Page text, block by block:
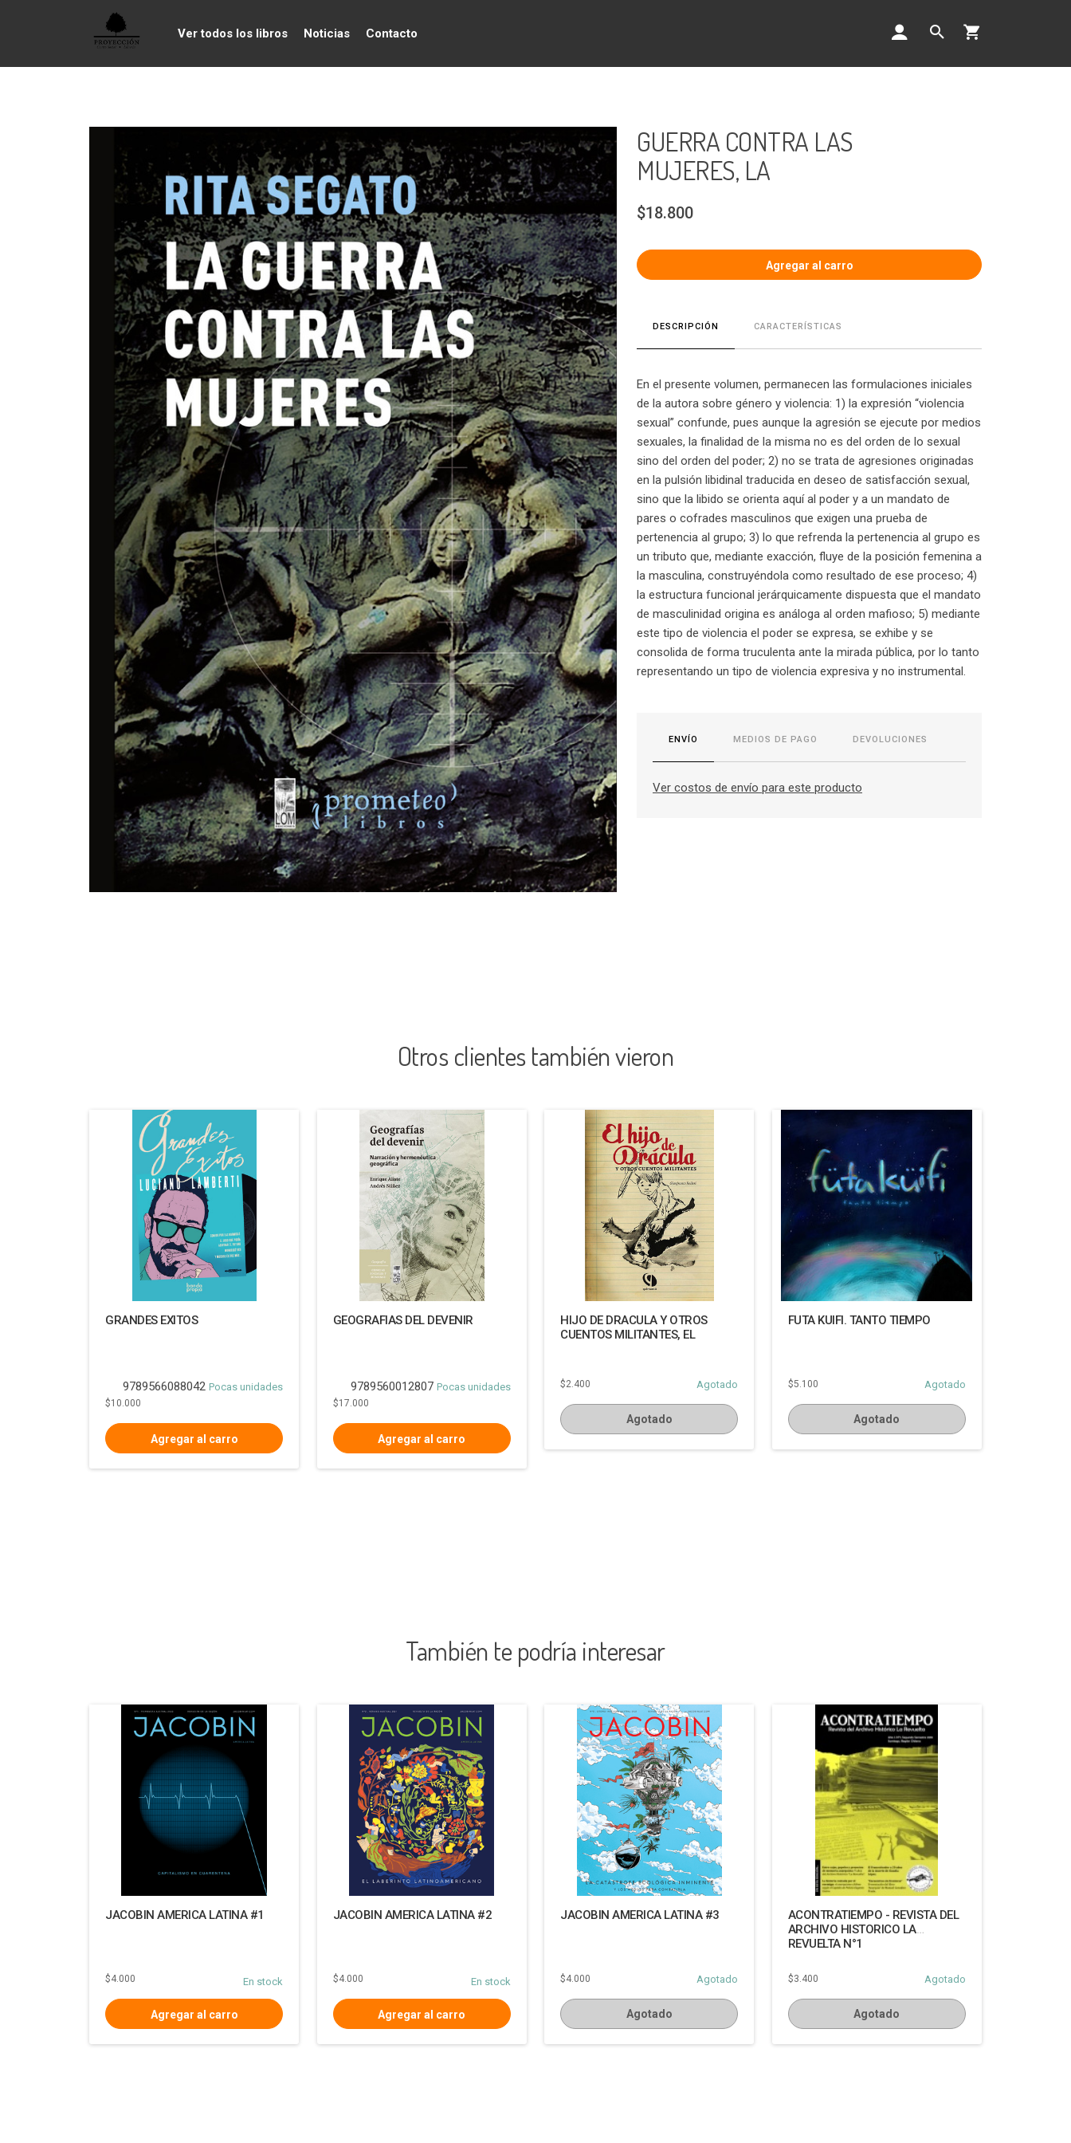
Ver todos los libros Noticias Contacto
GUERRA CONTRA LAS
MUJERES, LA
$18.800
DESCRIPCIÓN CARACTERÍSTICAS
En el presente volumen, permanecen las formulaciones iniciales
de la autora sobre género y violencia: 1) la expresión “violencia
sexual” confunde, pues aunque la agresión se ejecute por medios
sexuales, la finalidad de la misma no es del orden de lo sexual
sino del orden del poder; 2) no se trata de agresiones originadas
en la pulsión libidinal traducida en deseo de satisfacción sexual,
sino que la libido se orienta aquí al poder y a un mandato de
pares o cofrades masculinos que exigen una prueba de
pertenencia al grupo; 3) lo que refrenda la pertenencia al grupo es
un tributo que, mediante exacción, fluye de la posición femenina a
la masculina, construyéndola como resultado de ese proceso; 4)
la estructura funcional jerárquicamente dispuesta que el mandato
de masculinidad origina es análoga al orden mafioso; 5) mediante
este tipo de violencia el poder se expresa, se exhibe y se
consolida de forma truculenta ante la mirada pública, por lo tanto
representando un tipo de violencia expresiva y no instrumental.
ENVÍO MEDIOS DE PAGO DEVOLUCIONES
Ver costos de envío para este producto
Otros clientes también vieron
GRANDES EXITOS
9789566088042 Pocas unidades
$10.000
GEOGRAFIAS DEL DEVENIR
9789560012807 Pocas unidades
$17.000
HIJO DE DRACULA Y OTROS
CUENTOS MILITANTES, EL
Agotado
$2.400
Agotado
FUTA KUIFI. TANTO TIEMPO
Agotado
$5.100
Agotado
También te podría interesar
JACOBIN AMERICA LATINA #1
En stock
$4.000
JACOBIN AMERICA LATINA #2
En stock
$4.000
JACOBIN AMERICA LATINA #3
Agotado
$4.000
Agotado
ACONTRATIEMPO - REVISTA DEL
ARCHIVO HISTORICO LA
REVUELTA N°1
Agotado
$3.400
Agotado